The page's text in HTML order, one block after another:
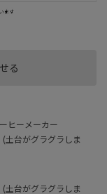
る
ヒーメーカー
土台がグラグラしま
土台がグラグラしま